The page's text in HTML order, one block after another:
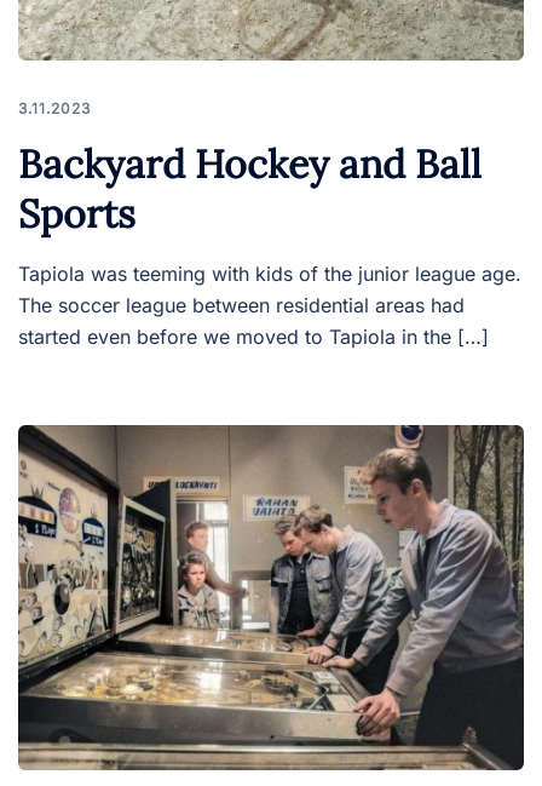
3.11.2023
Backyard Hockey and Ball
Sports
Tapiola was teeming with kids of the junior league age.
The soccer league between residential areas had
started even before we moved to Tapiola in the […]